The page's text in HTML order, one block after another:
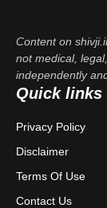
Content on
not medical,
independently
Quick links
Privacy Policy
Disclaimer
Terms Of Use
Contact Us